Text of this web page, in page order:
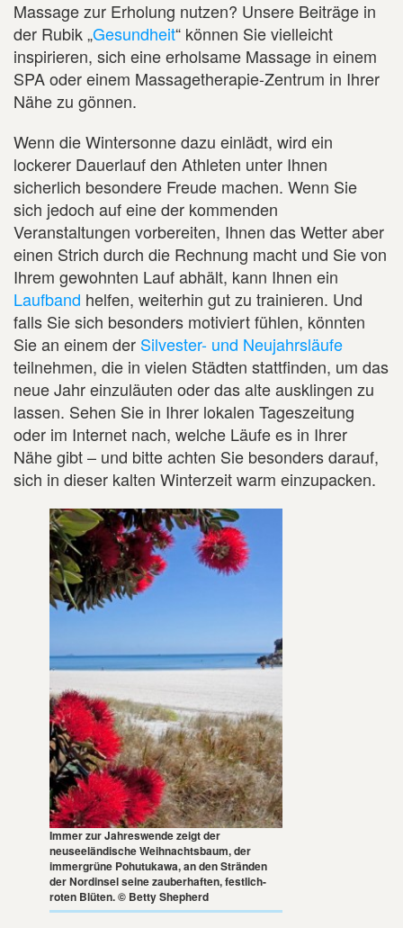
Massage zur Erholung nutzen? Unsere Beiträge in
der Rubik „Gesundheit“ können Sie vielleicht
inspirieren, sich eine erholsame Massage in einem
SPA oder einem Massagetherapie-Zentrum in Ihrer
Nähe zu gönnen.
Wenn die Wintersonne dazu einlädt, wird ein
lockerer Dauerlauf den Athleten unter Ihnen
sicherlich besondere Freude machen. Wenn Sie
sich jedoch auf eine der kommenden
Veranstaltungen vorbereiten, Ihnen das Wetter aber
einen Strich durch die Rechnung macht und Sie von
Ihrem gewohnten Lauf abhält, kann Ihnen ein
Laufband helfen, weiterhin gut zu trainieren. Und
falls Sie sich besonders motiviert fühlen, könnten
Sie an einem der Silvester- und Neujahrsläufe
teilnehmen, die in vielen Städten stattfinden, um das
neue Jahr einzuläuten oder das alte ausklingen zu
lassen. Sehen Sie in Ihrer lokalen Tageszeitung
oder im Internet nach, welche Läufe es in Ihrer
Nähe gibt – und bitte achten Sie besonders darauf,
sich in dieser kalten Winterzeit warm einzupacken.
Immer zur Jahreswende zeigt der
neuseeländische Weihnachtsbaum, der
immergrüne Pohutukawa, an den Stränden
der Nordinsel seine zauberhaften, festlich-
roten Blüten. © Betty Shepherd